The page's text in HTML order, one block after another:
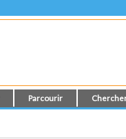
Parcourir